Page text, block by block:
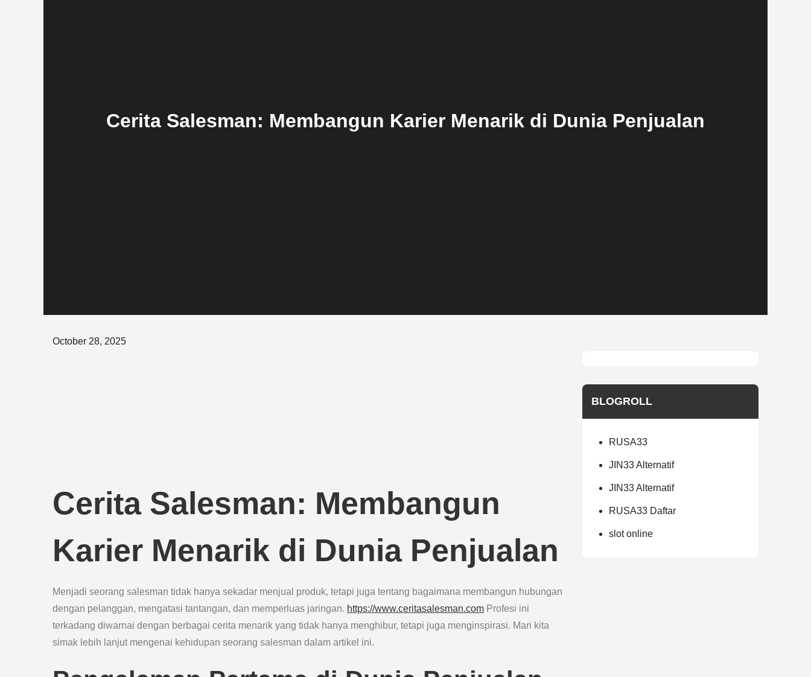
Cerita Salesman: Membangun Karier Menarik di Dunia Penjualan
Posted
October 28, 2025
Cerita Salesman: Membangun
Karier Menarik di Dunia Penjualan
Menjadi seorang salesman tidak hanya sekadar menjual produk, tetapi juga tentang bagaimana membangun hubungan
dengan pelanggan, mengatasi tantangan, dan memperluas jaringan. https://www.ceritasalesman.com Profesi ini
terkadang diwarnai dengan berbagai cerita menarik yang tidak hanya menghibur, tetapi juga menginspirasi. Mari kita
simak lebih lanjut mengenai kehidupan seorang salesman dalam artikel ini.
BLOGROLL
RUSA33
JIN33 Alternatif
JIN33 Alternatif
RUSA33 Daftar
slot online